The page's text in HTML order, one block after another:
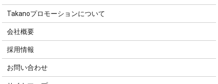
Takanoプロモーションについて
会社概要
採用情報
お問い合わせ